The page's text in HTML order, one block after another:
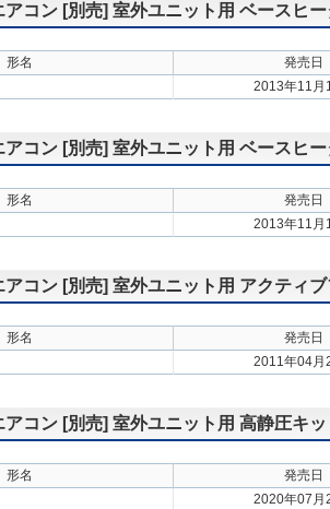
アコン [別売] 室外ユニット用 ベースヒ
形名
発売日
2013年11月
アコン [別売] 室外ユニット用 ベースヒ
形名
発売日
2013年11月
アコン [別売] 室外ユニット用 アクティ
形名
発売日
2011年04月
アコン [別売] 室外ユニット用 高静圧キッ
形名
発売日
2020年07月